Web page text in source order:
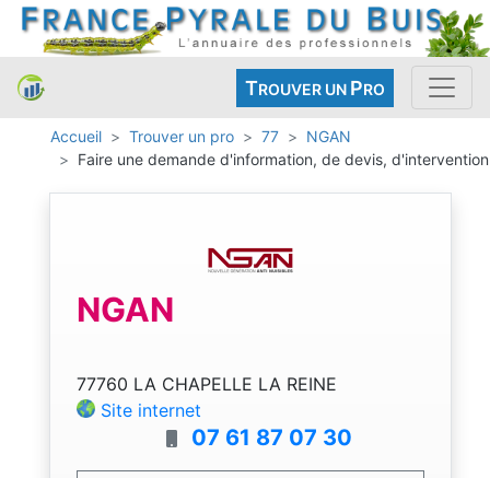
TROUVER UN PRO
Accueil Trouver un pro 77
NGAN
Faire une demande d'information, de devis, d'intervention
NGAN
77760 LA CHAPELLE LA REINE
Site internet
07 61 87 07 30